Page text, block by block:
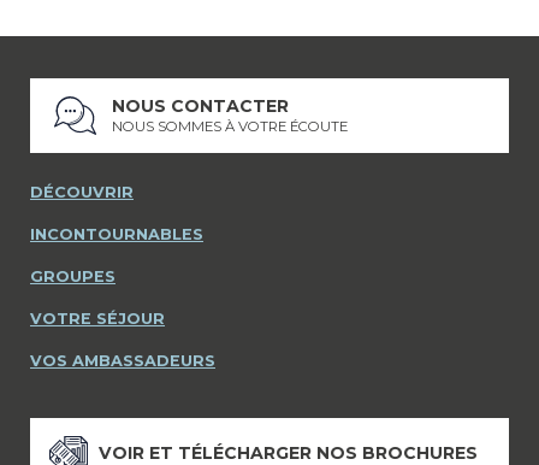
NOUS CONTACTER
NOUS SOMMES À VOTRE ÉCOUTE
DÉCOUVRIR
INCONTOURNABLES
GROUPES
VOTRE SÉJOUR
VOS AMBASSADEURS
VOIR ET TÉLÉCHARGER NOS BROCHURES